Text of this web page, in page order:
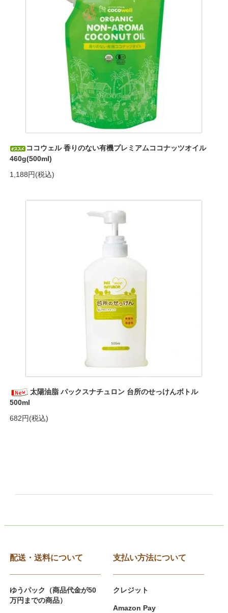
ココウェル 香りのない有機プレミアムココナッツオイル
460g(500ml)
1,188円(税込)
太陽油脂 パックスナチュロン 台所のせっけんボトル
500ml
682円(税込)
配送・送料について
ゆうパック（商品代金が50
万円までの商品）
支払い方法について
クレジット
Amazon Pay